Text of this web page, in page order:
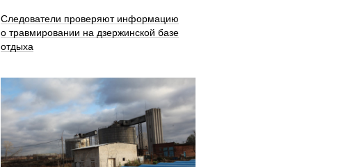
Следователи проверяют информацию
о травмировании на дзержинской базе
отдыха